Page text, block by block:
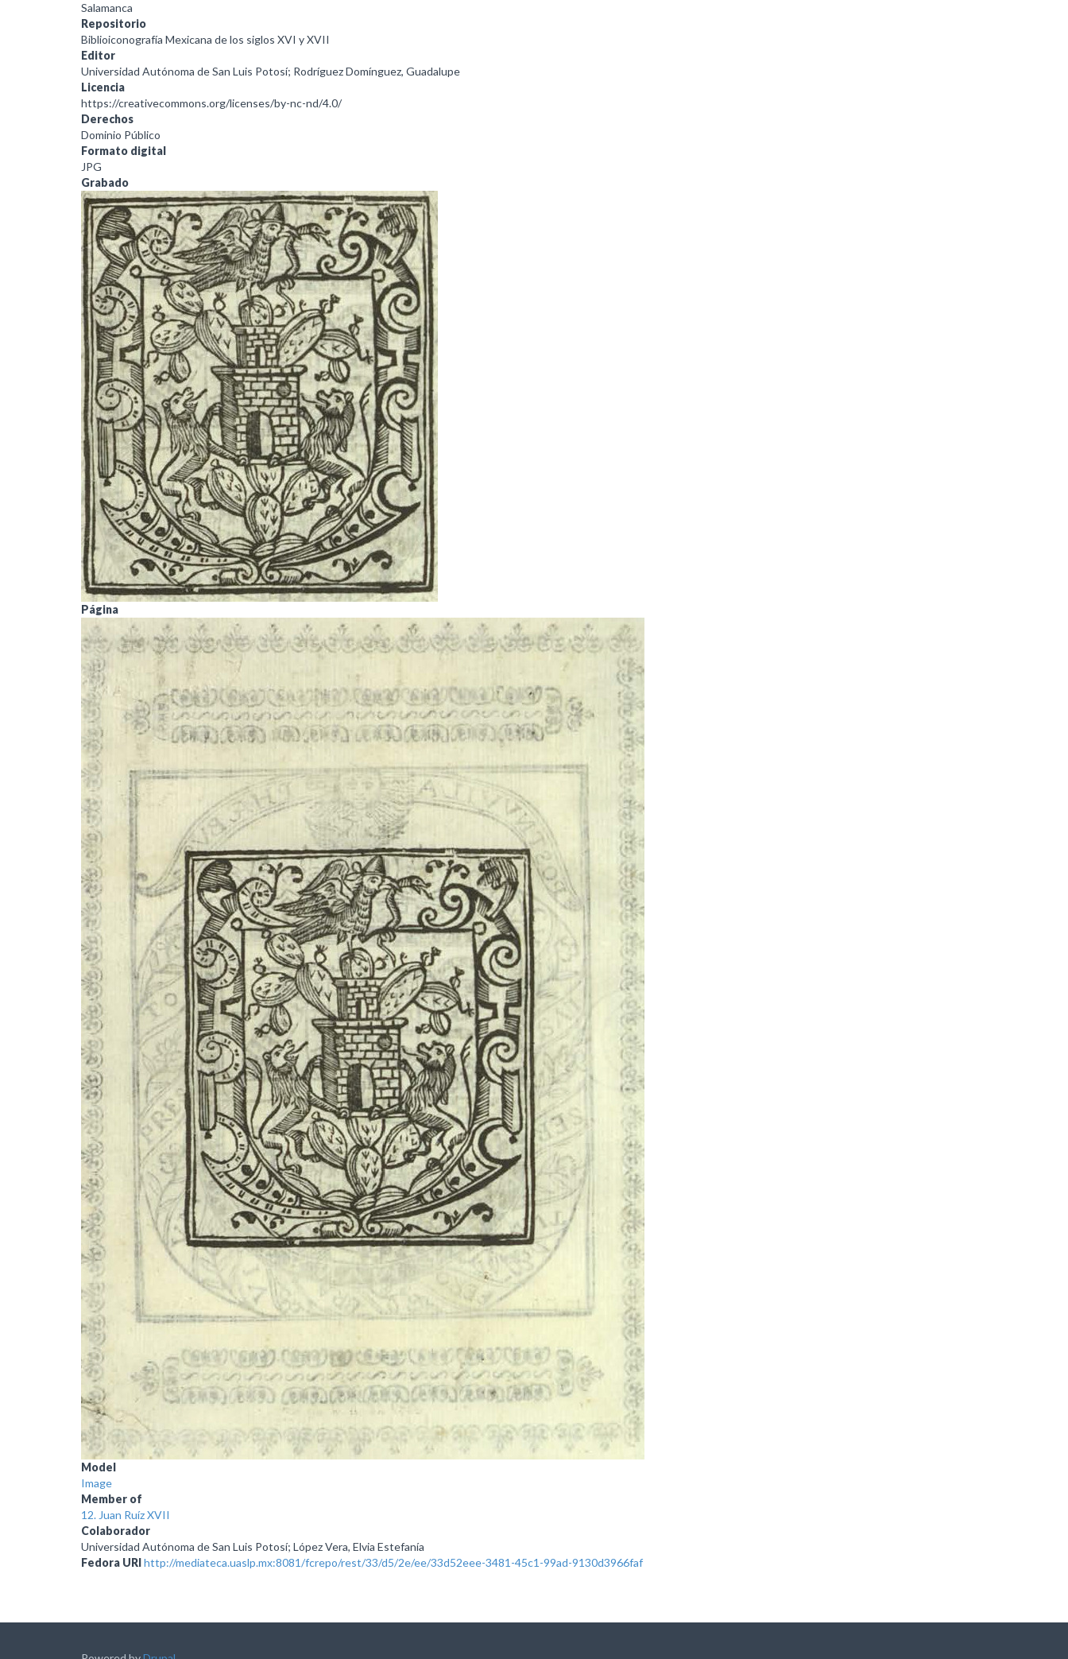
Salamanca
Repositorio
Biblioiconografía Mexicana de los siglos XVI y XVII
Editor
Universidad Autónoma de San Luis Potosí; Rodríguez Domínguez, Guadalupe
Licencia
https://creativecommons.org/licenses/by-nc-nd/4.0/
Derechos
Dominio Público
Formato digital
JPG
Grabado
Página
Model
Image
Member of
12. Juan Ruíz XVII
Colaborador
Universidad Autónoma de San Luis Potosí; López Vera, Elvia Estefanía
Fedora URIhttp://mediateca.uaslp.mx:8081/fcrepo/rest/33/d5/2e/ee/33d52eee-3481-45c1-99ad-9130d3966faf